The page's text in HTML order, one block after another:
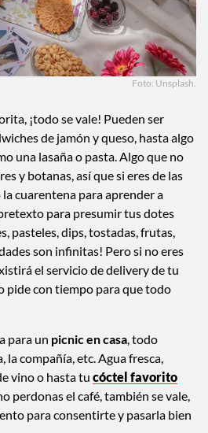
¡todo se vale! Pueden ser
de jamón y queso, hasta algo
una lasaña o pasta. Algo que no
y botanas, así que si eres de las
cuarentena para aprender a
para presumir tus dotes
pasteles, dips, tostadas, frutas,
son infinitas! Pero si no eres
el servicio de delivery de tu
con tiempo para que todo
para unpicnic en casa, todo
la compañía, etc. Agua fresca,
vino o hasta tucóctel favorito
perdonas el café, también se vale,